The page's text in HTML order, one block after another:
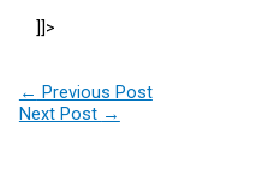
]]>
← Previous Post
Next Post →